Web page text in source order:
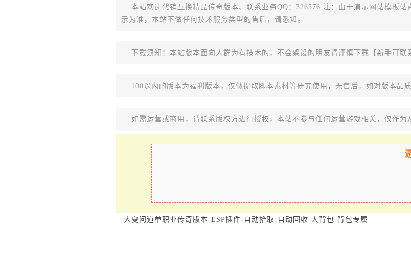
本站欢迎代销互换精品传奇版本、联系业务QQ：326576 注：由于演示网站模板
示为准，本站不做任何技术服务类型的售后，请悉知。
下载须知：本站版本面向人群为有技术的，不会架设的朋友请谨慎下载【新手可联
100以内的版本为福利版本，仅做提取脚本素材等研究使用，无售后，如对版本品
如需运营或商用，请联系版权方进行授权，本站不参与任何运营游戏相关，仅作为
大夏问道单职业传奇版本-ESP插件-自动拾取-自动回收-大背包-背包专属